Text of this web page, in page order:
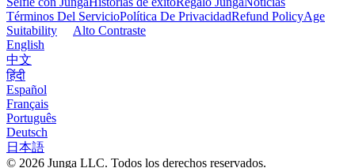
Términos Del ServicioPolítica De PrivacidadRefund PolicyAge
Suitability
Alto Contraste
English
中文
हिंदी
Español
Français
Português
Deutsch
日本語
© 2026 Junga LLC. Todos los derechos reservados.